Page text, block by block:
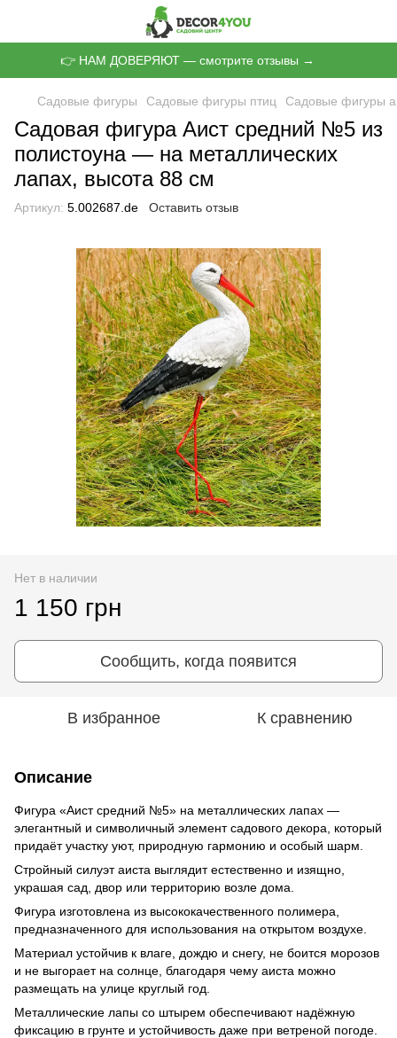
👉 НАМ ДОВЕРЯЮТ — смотрите отзывы →
Садовые фигуры Садовые фигуры птиц Садовые фигуры
Садовая фигура Аист средний №5 из
полистоуна — на металлических
лапах, высота 88 см
Артикул: 5.002687.de Оставить отзыв
Нет в наличии
1 150 грн
Сообщить, когда появится
В избранное К сравнению
Описание
Фигура «Аист средний №5» на металлических лапах —
элегантный и символичный элемент садового декора, который
придаёт участку уют, природную гармонию и особый шарм.
Стройный силуэт аиста выглядит естественно и изящно,
украшая сад, двор или территорию возле дома.
Фигура изготовлена из высококачественного полимера,
предназначенного для использования на открытом воздухе.
Материал устойчив к влаге, дождю и снегу, не боится морозов
и не выгорает на солнце, благодаря чему аиста можно
размещать на улице круглый год.
Металлические лапы со штырем обеспечивают надёжную
фиксацию в грунте и устойчивость даже при ветреной погоде.